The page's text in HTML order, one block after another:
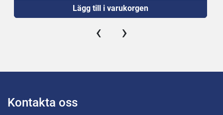
Lägg till i varukorgen
‹ ›
Kontakta oss